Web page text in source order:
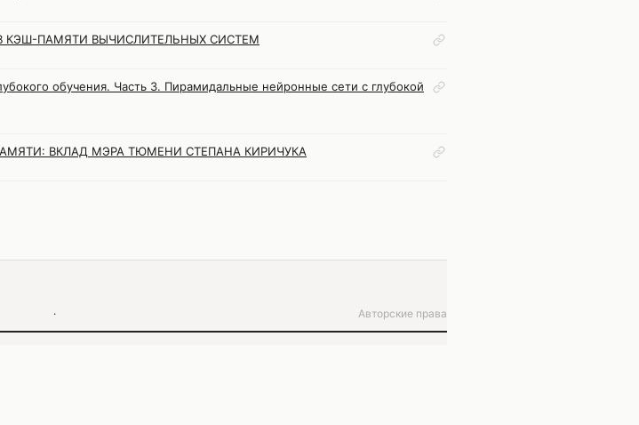
КЭШ-ПАМЯТИ ВЫЧИСЛИТЕЛЬНЫХ СИСТЕМ
обучения. Часть 3. Пирамидальные нейронные сети с глубокой
ВКЛАД МЭРА ТЮМЕНИ СТЕПАНА КИРИЧУКА
· Авторские права